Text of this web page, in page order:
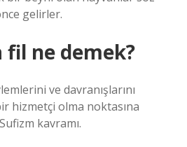
gelirler.
ne demek?
ve davranışlarını
hizmetçi olma noktasına
kavramı.